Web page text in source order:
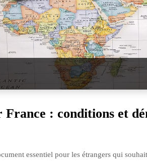
France : conditions et
essentiel pour les étrangers qui